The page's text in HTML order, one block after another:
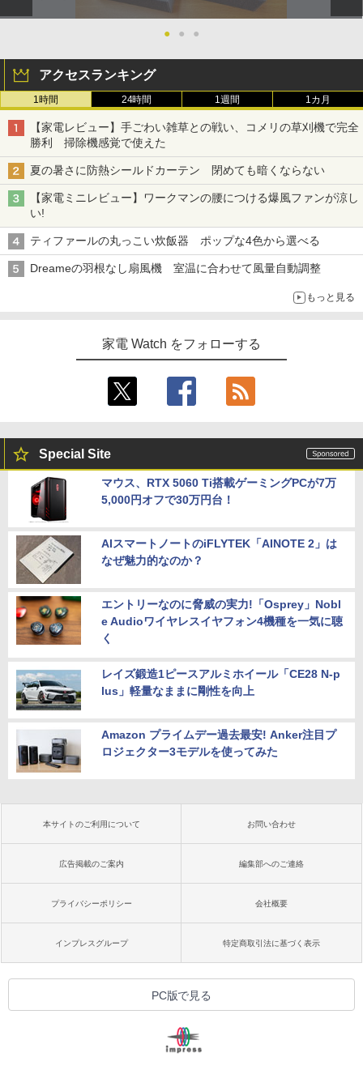
● ● ●
アクセスランキング
1時間 24時間 1週間 1カ月
【家電レビュー】手ごわい雑草との戦い、コメリの草刈機で完全
勝利 掃除機感覚で使えた
夏の暑さに防熱シールドカーテン 閉めても暗くならない
【家電ミニレビュー】ワークマンの腰につける爆風ファンが涼し
い!
ティファールの丸っこい炊飯器 ポップな4色から選べる
Dreameの羽根なし扇風機 室温に合わせて風量自動調整
もっと見る
家電 Watch をフォローする
Special Site
マウス、RTX 5060 Ti搭載ゲーミングPCが7万
5,000円オフで30万円台！
AIスマートノートのiFLYTEK「AINOTE 2」は
なぜ魅力的なのか？
エントリーなのに脅威の実力!「Osprey」Nobl
e Audioワイヤレスイヤフォン4機種を一気に聴
く
レイズ鍛造1ピースアルミホイール「CE28 N-p
lus」軽量なままに剛性を向上
Amazon プライムデー過去最安! Anker注目プ
ロジェクター3モデルを使ってみた
本サイトのご利用について お問い合わせ
広告掲載のご案内 編集部へのご連絡
プライバシーポリシー 会社概要
インプレスグループ 特定商取引法に基づく表示
PC版で見る